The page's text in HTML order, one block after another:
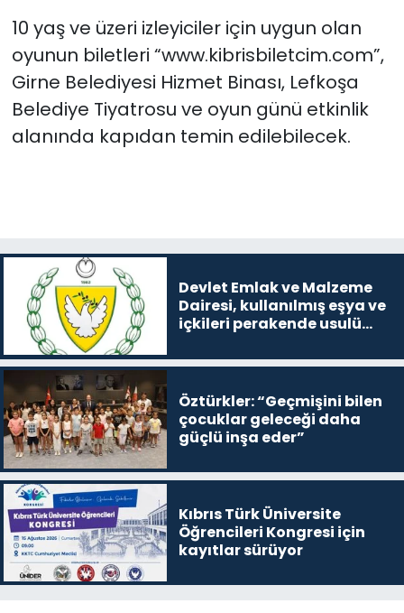
10 yaş ve üzeri izleyiciler için uygun olan
oyunun biletleri “www.kibrisbiletcim.com”,
Girne Belediyesi Hizmet Binası, Lefkoşa
Belediye Tiyatrosu ve oyun günü etkinlik
alanında kapıdan temin edilebilecek.
Devlet Emlak ve Malzeme
Dairesi, kullanılmış eşya ve
içkileri perakende usulü
Öztürkler: “Geçmişini bilen
çocuklar geleceği daha
güçlü inşa eder”
Kıbrıs Türk Üniversite
Öğrencileri Kongresi için
kayıtlar sürüyor